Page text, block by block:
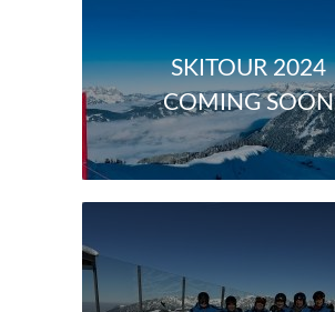
SKITOUR 2024
COMING SOON